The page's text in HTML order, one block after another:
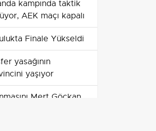
kampında taktik
AEK maçı kapalı
Finale Yükseldi
yasağının
yaşıyor
Mert Göckan